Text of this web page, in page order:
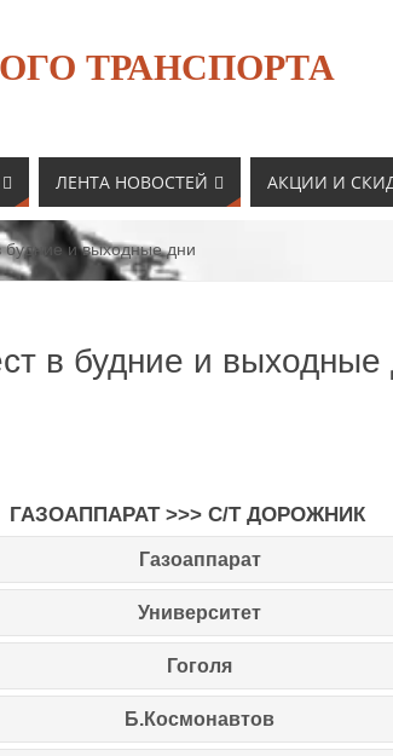
ТРАНСПОРТА
ЛЕНТА НОВОСТЕЙ АКЦИИ И
будние и выходные дни
в будние и выходные
ГАЗОАППАРАТ >>> С/Т ДОРОЖНИК
Газоаппарат
Университет
Гоголя
Б.Космонавтов